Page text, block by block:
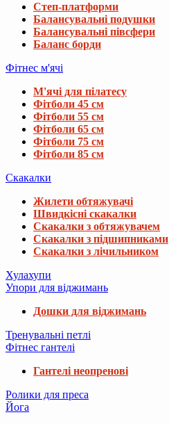
Степ-платформи
Балансувальні подушки
Балансувальні півсфери
Баланс борди
Фітнес м'ячі
М'ячі для пілатесу
Фітболи 45 см
Фітболи 55 см
Фітболи 65 см
Фітболи 75 см
Фітболи 85 см
Скакалки
Жилети обтяжувачі
Швидкісні скакалки
Скакалки з обтяжувачем
Скакалки з підшипниками
Скакалки з лічильником
Хулахупи
Упори для віджимань
Дошки для віджимань
Тренувальні петлі
Фітнес гантелі
Гантелі неопренові
Ролики для преса
Йога